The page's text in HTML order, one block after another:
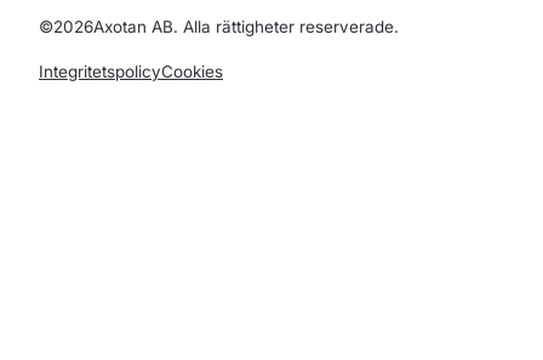
©2026Axotan AB. Alla rättigheter reserverade.
IntegritetspolicyCookies